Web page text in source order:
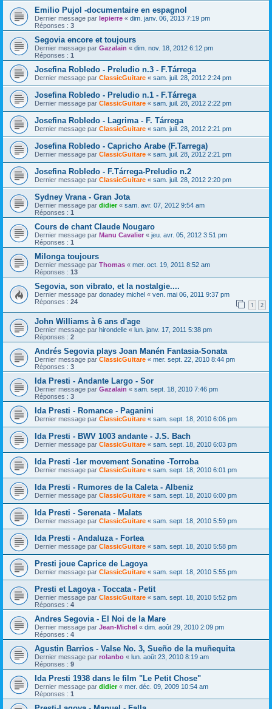
Emilio Pujol -documentaire en espagnol
Dernier message par lepierre « dim. janv. 06, 2013 7:19 pm
Réponses : 3
Segovia encore et toujours
Dernier message par Gazalain « dim. nov. 18, 2012 6:12 pm
Réponses : 1
Josefina Robledo - Preludio n.3 - F.Tárrega
Dernier message par ClassicGuitare « sam. juil. 28, 2012 2:24 pm
Josefina Robledo - Preludio n.1 - F.Tárrega
Dernier message par ClassicGuitare « sam. juil. 28, 2012 2:22 pm
Josefina Robledo - Lagrima - F. Tárrega
Dernier message par ClassicGuitare « sam. juil. 28, 2012 2:21 pm
Josefina Robledo - Capricho Arabe (F.Tarrega)
Dernier message par ClassicGuitare « sam. juil. 28, 2012 2:21 pm
Josefina Robledo - F.Tárrega-Preludio n.2
Dernier message par ClassicGuitare « sam. juil. 28, 2012 2:20 pm
Sydney Vrana - Gran Jota
Dernier message par didier« sam. avr. 07, 2012 9:54 am
Réponses : 1
Cours de chant Claude Nougaro
Dernier message par Manu Cavalier « jeu. avr. 05, 2012 3:51 pm
Réponses : 1
Milonga toujours
Dernier message par Thomas « mer. oct. 19, 2011 8:52 am
Réponses : 13
Segovia, son vibrato, et la nostalgie....
Dernier message par donadey michel « ven. mai 06, 2011 9:37 pm
Réponses : 24 1 2
John Williams à 6 ans d'age
Dernier message par hirondelle « lun. janv. 17, 2011 5:38 pm
Réponses : 2
Andrés Segovia plays Joan Manén Fantasia-Sonata
Dernier message par ClassicGuitare « mer. sept. 22, 2010 8:44 pm
Réponses : 3
Ida Presti - Andante Largo - Sor
Dernier message par Gazalain « sam. sept. 18, 2010 7:46 pm
Réponses : 3
Ida Presti - Romance - Paganini
Dernier message par ClassicGuitare « sam. sept. 18, 2010 6:06 pm
Ida Presti - BWV 1003 andante - J.S. Bach
Dernier message par ClassicGuitare « sam. sept. 18, 2010 6:03 pm
Ida Presti -1er movement Sonatine -Torroba
Dernier message par ClassicGuitare « sam. sept. 18, 2010 6:01 pm
Ida Presti - Rumores de la Caleta - Albeniz
Dernier message par ClassicGuitare « sam. sept. 18, 2010 6:00 pm
Ida Presti - Serenata - Malats
Dernier message par ClassicGuitare « sam. sept. 18, 2010 5:59 pm
Ida Presti - Andaluza - Fortea
Dernier message par ClassicGuitare « sam. sept. 18, 2010 5:58 pm
Presti joue Caprice de Lagoya
Dernier message par ClassicGuitare « sam. sept. 18, 2010 5:55 pm
Presti et Lagoya - Toccata - Petit
Dernier message par ClassicGuitare « sam. sept. 18, 2010 5:52 pm
Réponses : 4
Andres Segovia - El Noi de la Mare
Dernier message par Jean-Michel « dim. août 29, 2010 2:09 pm
Réponses : 4
Agustin Barrios - Valse No. 3, Sueño de la muñequita
Dernier message par rolanbo « lun. août 23, 2010 8:19 am
Réponses : 9
Ida Presti 1938 dans le film "Le Petit Chose"
Dernier message par didier« mer. déc. 09, 2009 10:54 am
Réponses : 1